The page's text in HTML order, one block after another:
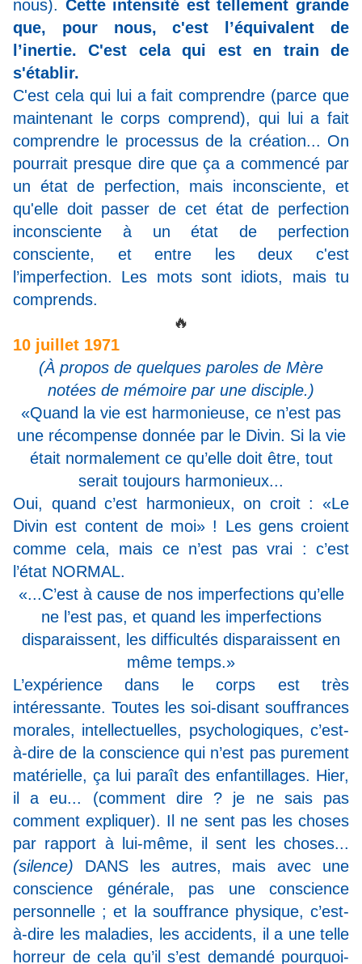
nous). Cette intensité est tellement grande
que, pour nous, c'est l’équivalent de
l’inertie. C'est cela qui est en train de
s'établir.
C'est cela qui lui a fait comprendre (parce que
maintenant le corps comprend), qui lui a fait
comprendre le processus de la création... On
pourrait presque dire queça a commencé par
un état de perfection, mais inconsciente, et
qu'elle doit passer de cet état de perfection
inconsciente à un état de perfection
consciente, et entre les deux c'est
l’imperfection. Les mots sont idiots, mais tu
comprends.
🔥
10 juillet 1971
(À propos de quelques paroles de Mère
notées de mémoire par une disciple.)
«Quand la vie est harmonieuse, ce n’est pas
une récompense donnée par le Divin. Si la vie
était normalement ce qu’elle doit être, tout
serait toujours harmonieux...
Oui, quand c’est harmonieux, on croit : «Le
Divin est content de moi» ! Les gens croient
comme cela, mais ce n’est pas vrai : c’est
l’état NORMAL.
«...C’est à cause de nos imperfections qu’elle
ne l’est pas, et quand les imperfections
disparaissent, les difficultés disparaissent en
même temps.»
L’expérience dans le corps est très
intéressante. Toutes les soi-disant souffrances
morales, intellectuelles, psychologiques, c’est-
à-dire de la conscience qui n’est pas purement
matérielle, ça lui paraît des enfantillages. Hier,
il a eu... (comment dire ? je ne sais pas
comment expliquer). Il ne sent pas les choses
par rapport à lui-même, il sent les choses...
(silence) DANS les autres, mais avec une
conscience générale, pas une conscience
personnelle ; et la souffrance physique, c’est-
à-dire les maladies, les accidents, il a une telle
horreur de cela qu’il s’est demandé pourquoi-